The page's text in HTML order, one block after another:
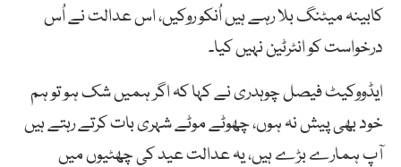
کابینہ میٹنگ بلا رہے ہیں اُنکو روکیں، اس عدالت نے اُس
درخواست کو انٹرٹین نہیں کیا۔
ایڈووکیٹ فیصل چوہدری نے کہا کہ اگر ہمیں شک ہو تو ہم
خود بھی پیش نہ ہوں، چھوٹے موٹے شہری بات کرتے رہتے ہیں
آپ ہمارے بڑے ہیں، یہ عدالت عید کی چھٹیوں میں